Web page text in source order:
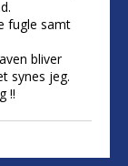
fugle samt
bliver
synes jeg.
!!